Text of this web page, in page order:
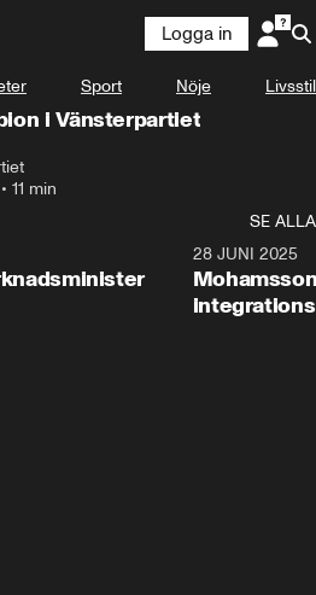
Logga in
Sport Nöje Livsstil
i Vänsterpartiet
• 11 min
SE ALLA
28 JUNI 2025